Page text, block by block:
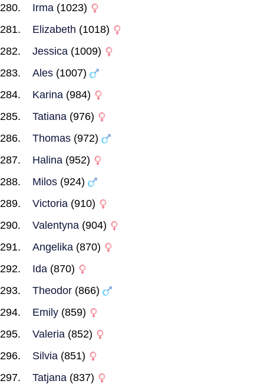
Irma (1023)
Elizabeth (1018)
Jessica (1009)
Ales (1007)
Karina (984)
Tatiana (976)
Thomas (972)
Halina (952)
Milos (924)
Victoria (910)
Valentyna (904)
Angelika (870)
Ida (870)
Theodor (866)
Emily (859)
Valeria (852)
Silvia (851)
Tatjana (837)